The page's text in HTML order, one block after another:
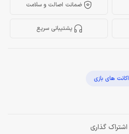
ضمانت اصالت و سلامت
پشتیبانی سریع
اکانت های بازی
اشتراک گذاری